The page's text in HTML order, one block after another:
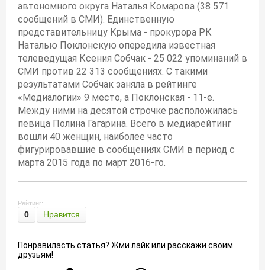
автономного округа Наталья Комарова (38 571
сообщений в СМИ). Единственную
представительницу Крыма - прокурора РК
Наталью Поклонскую опередила известная
телеведущая Ксения Собчак - 25 022 упоминаний в
СМИ против 22 313 сообщениях. С такими
результатами Собчак заняла в рейтинге
«Медиалогии» 9 место, а Поклонская - 11-е.
Между ними на десятой строчке расположилась
певица Полина Гагарина. Всего в медиарейтинг
вошли 40 женщин, наиболее часто
фигурировавшие в сообщениях СМИ в период с
марта 2015 года по март 2016-го.
Рейтинг:
0 Нравится
Понравиласть статья? Жми лайк или расскажи своим
друзьям!